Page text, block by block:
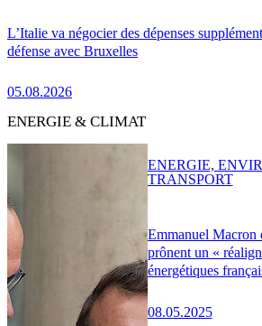
L’Italie va négocier des dépenses
défense avec Bruxelles
05.08.2026
ENERGIE & CLIMAT
Emmanuel Macron
prônent un «
énergétiques
08.05.2025
ENERGIE,
TRANSPORT